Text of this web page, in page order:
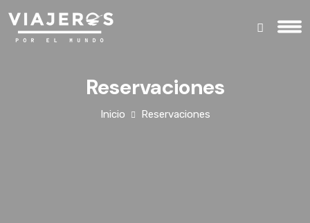
Reservaciones
Inicio Reservaciones